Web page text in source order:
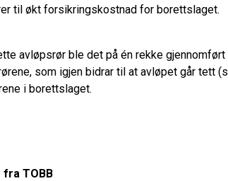
til økt forsikringskostnad for borettslaget.
avløpsrør ble det på én rekke
som igjen bidrar til at avløpet går tett
i borettslaget.
fra TOBB